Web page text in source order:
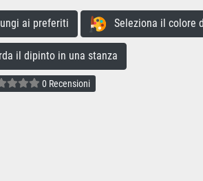
ai preferiti Seleziona il colore
il dipinto in una stanza
0 Recensioni